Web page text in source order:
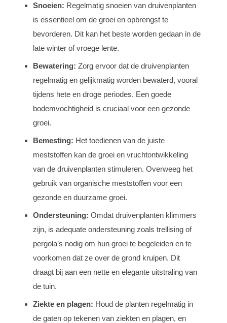
Snoeien: Regelmatig snoeien van druivenplanten
is essentieel om de groei en opbrengst te
bevorderen. Dit kan het beste worden gedaan in de
late winter of vroege lente.
Bewatering: Zorg ervoor dat de druivenplanten
regelmatig en gelijkmatig worden bewaterd, vooral
tijdens hete en droge periodes. Een goede
bodemvochtigheid is cruciaal voor een gezonde
groei.
Bemesting: Het toedienen van de juiste
meststoffen kan de groei en vruchtontwikkeling
van de druivenplanten stimuleren. Overweeg het
gebruik van organische meststoffen voor een
gezonde en duurzame groei.
Ondersteuning: Omdat druivenplanten klimmers
zijn, is adequate ondersteuning zoals trellising of
pergola’s nodig om hun groei te begeleiden en te
voorkomen dat ze over de grond kruipen. Dit
draagt bij aan een nette en elegante uitstraling van
de tuin.
Ziekte en plagen: Houd de planten regelmatig in
de gaten op tekenen van ziekten en plagen, en